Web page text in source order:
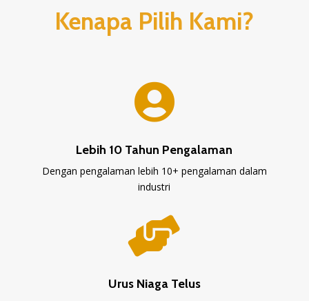
Kenapa Pilih Kami?

Lebih 10 Tahun Pengalaman
Dengan pengalaman lebih 10+ pengalaman dalam
industri

Urus Niaga Telus